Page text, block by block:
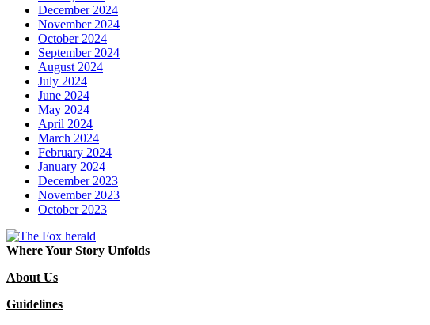
December 2024
November 2024
October 2024
September 2024
August 2024
July 2024
June 2024
May 2024
April 2024
March 2024
February 2024
January 2024
December 2023
November 2023
October 2023
Where Your Story Unfolds
About Us
Guidelines